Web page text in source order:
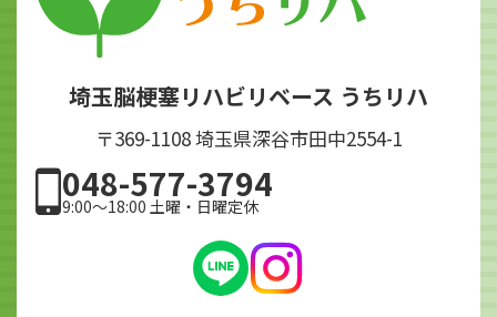
埼玉脳梗塞リハビリベース うちリハ
〒369-1108 埼玉県深谷市田中2554-1
048-577-3794
9:00～18:00 土曜・日曜定休